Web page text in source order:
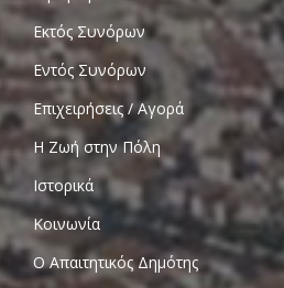
Εκτός Συνόρων
Εντός Συνόρων
Επιχειρήσεις / Αγορά
Η Ζωή στην Πόλη
Ιστορικά
Κοινωνία
Ο Απαιτητικός Δημότης